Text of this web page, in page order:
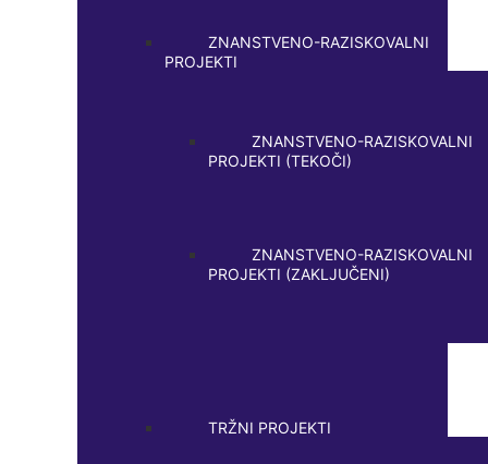
ZNANSTVENO-RAZISKOVALNI
PROJEKTI
ZNANSTVENO-RAZISKOVALNI
PROJEKTI (TEKOČI)
ZNANSTVENO-RAZISKOVALNI
PROJEKTI (ZAKLJUČENI)
TRŽNI PROJEKTI